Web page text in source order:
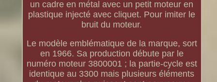
un cadre en métal avec un petit moteur en
plastique injecté avec cliquet. Pour imiter le
bruit du moteur.
Le modèle emblématique de la marque, sort
en 1966. Sa production débute par le
numéro moteur 3800001 ; la partie-cycle est
identique au 3300 mais plusieurs éléments